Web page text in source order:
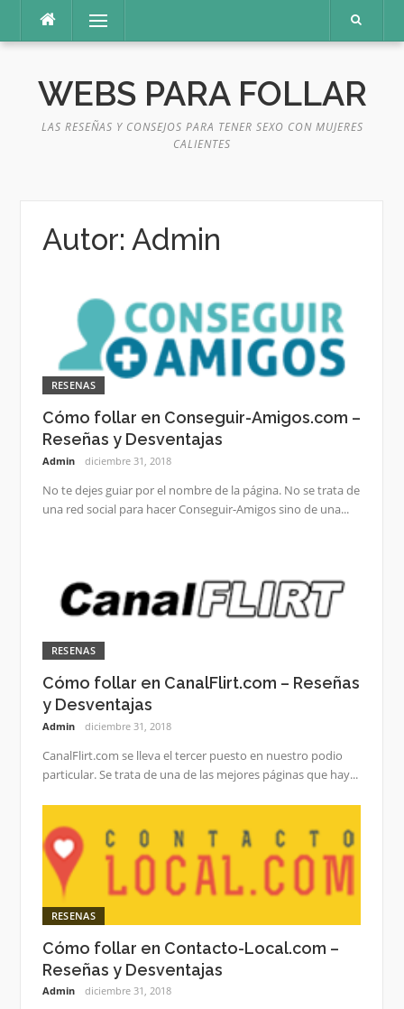
contenido
Menú
WEBS PARA FOLLAR
LAS RESEÑAS Y CONSEJOS PARA TENER SEXO CON MUJERES
CALIENTES
Autor: Admin
RESENAS
Cómo follar en Conseguir-Amigos.com –
Reseñas y Desventajas
Admin diciembre 31, 2018
No te dejes guiar por el nombre de la página. No se trata de
una red social para hacer Conseguir-Amigos sino de una...
RESENAS
Cómo follar en CanalFlirt.com – Reseñas
y Desventajas
Admin diciembre 31, 2018
CanalFlirt.com se lleva el tercer puesto en nuestro podio
particular. Se trata de una de las mejores páginas que hay...
RESENAS
Cómo follar en Contacto-Local.com –
Reseñas y Desventajas
Admin diciembre 31, 2018